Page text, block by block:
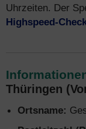
Uhrzeiten. Der
Highspeed-
Thüringen
Ortsname: